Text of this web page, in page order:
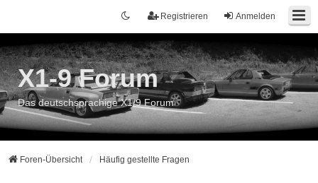
Anmelden
Registrieren
X1-9 Forum
Das deutschsprachige X1/9 Forum
Foren-Übersicht Häufig gestellte Fragen